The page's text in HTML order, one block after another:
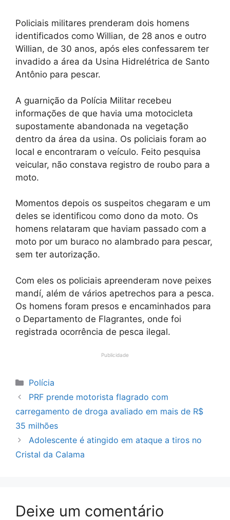
Policiais militares prenderam dois homens
identificados como Willian, de 28 anos e outro
Willian, de 30 anos, após eles confessarem ter
invadido a área da Usina Hidrelétrica de Santo
Antônio para pescar.
A guarnição da Polícia Militar recebeu
informações de que havia uma motocicleta
supostamente abandonada na vegetação
dentro da área da usina. Os policiais foram ao
local e encontraram o veículo. Feito pesquisa
veicular, não constava registro de roubo para a
moto.
Momentos depois os suspeitos chegaram e um
deles se identificou como dono da moto. Os
homens relataram que haviam passado com a
moto por um buraco no alambrado para pescar,
sem ter autorização.
Com eles os policiais apreenderam nove peixes
mandí, além de vários apetrechos para a pesca.
Os homens foram presos e encaminhados para
o Departamento de Flagrantes, onde foi
registrada ocorrência de pesca ilegal.
Publicidade
Categorias
Polícia
PRF prende motorista flagrado com
carregamento de droga avaliado em mais de R$
35 milhões
Adolescente é atingido em ataque a tiros no
Cristal da Calama
Deixe um comentário